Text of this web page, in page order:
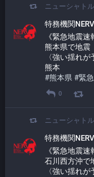
ニューシャトル
特務機関NERV
《緊急地震速
熊本県で地震
〈強い揺れが
熊本
#熊本県 #緊
0
ニューシャトル
特務機関NERV
《緊急地震速
石川西方沖で
〈強い揺れが